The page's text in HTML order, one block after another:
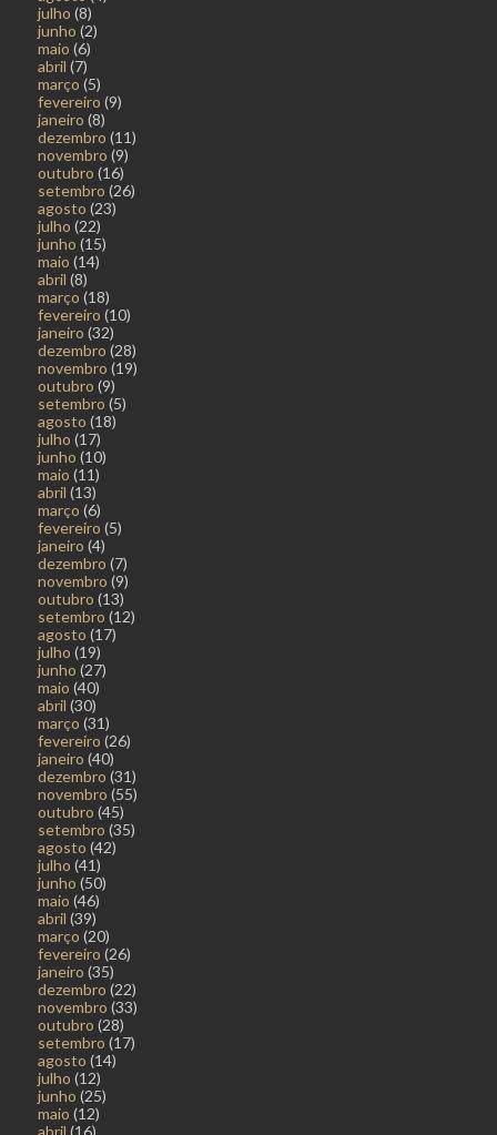
julho (8)
junho (2)
maio (6)
abril (7)
março (5)
fevereiro (9)
janeiro (8)
dezembro (11)
novembro (9)
outubro (16)
setembro (26)
agosto (23)
julho (22)
junho (15)
maio (14)
abril (8)
março (18)
fevereiro (10)
janeiro (32)
dezembro (28)
novembro (19)
outubro (9)
setembro (5)
agosto (18)
julho (17)
junho (10)
maio (11)
abril (13)
março (6)
fevereiro (5)
janeiro (4)
dezembro (7)
novembro (9)
outubro (13)
setembro (12)
agosto (17)
julho (19)
junho (27)
maio (40)
abril (30)
março (31)
fevereiro (26)
janeiro (40)
dezembro (31)
novembro (55)
outubro (45)
setembro (35)
agosto (42)
julho (41)
junho (50)
maio (46)
abril (39)
março (20)
fevereiro (26)
janeiro (35)
dezembro (22)
novembro (33)
outubro (28)
setembro (17)
agosto (14)
julho (12)
junho (25)
maio (12)